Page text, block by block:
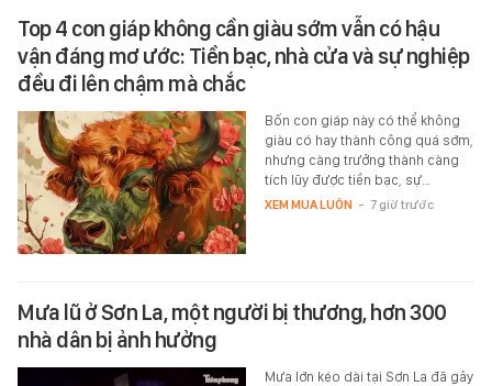
Top 4 con giáp không cần giàu sớm vẫn có hậu
vận đáng mơ ước: Tiền bạc, nhà cửa và sự nghiệp
đều đi lên chậm mà chắc
Bốn con giáp này có thể không
giàu có hay thành công quá sớm,
nhưng càng trưởng thành càng
tích lũy được tiền bạc, sự…
XEM MUA LUÔN - 7 giờ trước
Mưa lũ ở Sơn La, một người bị thương, hơn 300
nhà dân bị ảnh hưởng
Mưa lớn kéo dài tại Sơn La đã gây